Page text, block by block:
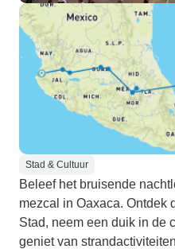
Stad & Cultuur
Beleef het bruisende
mezcal in Oaxaca. Ontdek
Stad, neem een duik in de
geniet van